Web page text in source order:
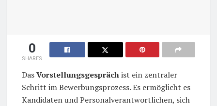
0
SHARES
DasVorstellungsgesprächist ein zentraler
Schritt im Bewerbungsprozess. Es ermöglicht es
Kandidaten und Personalverantwortlichen, sich